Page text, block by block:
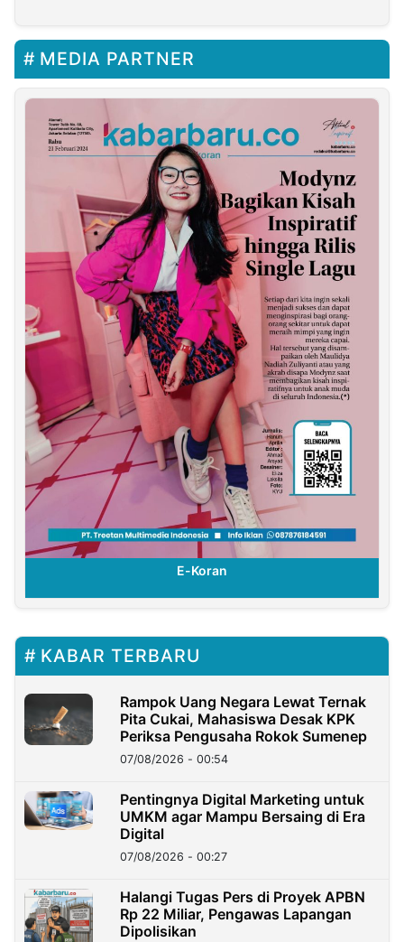
Digitalisasi Sekolah
MEDIA PARTNER
E-Koran
KABAR TERBARU
Rampok Uang Negara Lewat Ternak
Pita Cukai, Mahasiswa Desak KPK
Periksa Pengusaha Rokok Sumenep
07/08/2026 - 00:54
Pentingnya Digital Marketing untuk
UMKM agar Mampu Bersaing di Era
Digital
07/08/2026 - 00:27
Halangi Tugas Pers di Proyek APBN
Rp 22 Miliar, Pengawas Lapangan
Dipolisikan